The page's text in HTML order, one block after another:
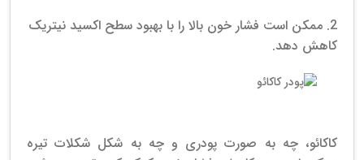
2. ممکن است فشار خون بالا را با بهبود سطح اکسید نیتریک
کاهش دهد.
کاکائو، چه به صورت پودری و چه به شکل شکلات تیره